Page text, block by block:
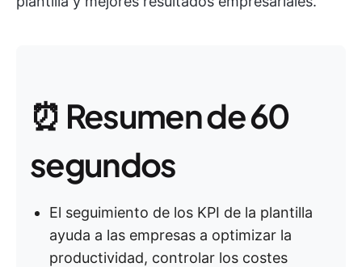
⏰ Resumen de 60
segundos
El seguimiento de los KPI de la plantilla
ayuda a las empresas a optimizar la
productividad, controlar los costes